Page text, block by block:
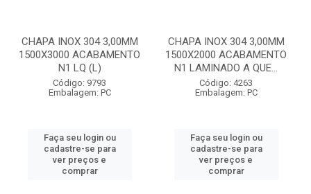
CHAPA INOX 304 3,00MM
1500X3000 ACABAMENTO
N1 LQ (L)
Código: 9793
Embalagem: PC
Faça seu login ou
cadastre-se para
ver preços e
comprar
CHAPA INOX 304 3,00MM
1500X2000 ACABAMENTO
N1 LAMINADO A QUE...
Código: 4263
Embalagem: PC
Faça seu login ou
cadastre-se para
ver preços e
comprar